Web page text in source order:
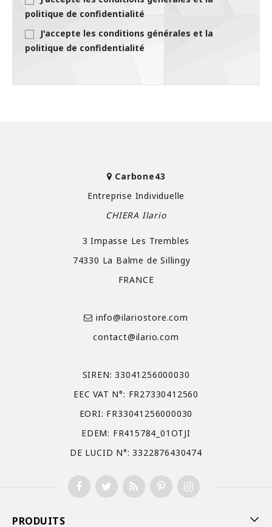
politique de confidentialité
J'accepte les conditions générales et la
politique de confidentialité
Carbone43
Entreprise Individuelle
CHIERA Ilario
3 Impasse Les Trembles
74330 La Balme de Sillingy
FRANCE
info@ilariostore.com
contact@ilario.com
SIREN: 33041256000030
EEC VAT N°: FR27330412560
EORI: FR33041256000030
EDEM: FR415784_01OTJI
DE LUCID N°: 3322876430474
PRODUITS